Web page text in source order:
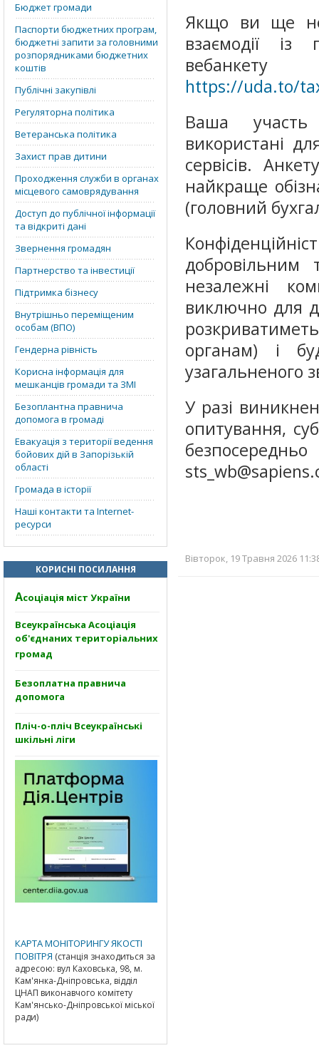
Бюджет громади
Паспорти бюджетних програм,
бюджетні запити за головними
розпорядниками бюджетних
коштів
Публічні закупівлі
Регуляторна політика
Ветеранська політика
Захист прав дитини
Проходження служби в органах
місцевого самоврядування
Доступ до публічної інформації
та відкриті дані
Звернення громадян
Партнерство та інвестиції
Підтримка бізнесу
Внутрішньо переміщеним
особам (ВПО)
Гендерна рівність
Корисна інформація для
мешканців громади та ЗМІ
Безоплантна правнича
допомога в громаді
Евакуація з території ведення
бойових дій в Запорізькій
області
Громада в історії
Наші контакти та Internet-
ресурси
КОРИСНІ ПОСИЛАННЯ
Асоціація міст України
Всеукраїнська Асоціація
об'єднаних територіальних
громад
Безоплатна правнича
допомога
Пліч-о-пліч Всеукраїнські
шкільні ліги
КАРТА МОНІТОРИНГУ ЯКОСТІ
ПОВІТРЯ (станція знаходиться за
адресою: вул Каховська, 98, м.
Кам'янка-Дніпровська, відділ
ЦНАП виконавчого комітету
Кам'янсько-Дніпровської міської
ради)
Якщо ви ще не
взаємодії
https://uda.to/
Ваша
використані
сервісів.
найкраще
(головний
добровільним
незалежні
виключно для
органам) і
узагальненого
У разі
опитування,
Вівторок, 19 Травня 2026